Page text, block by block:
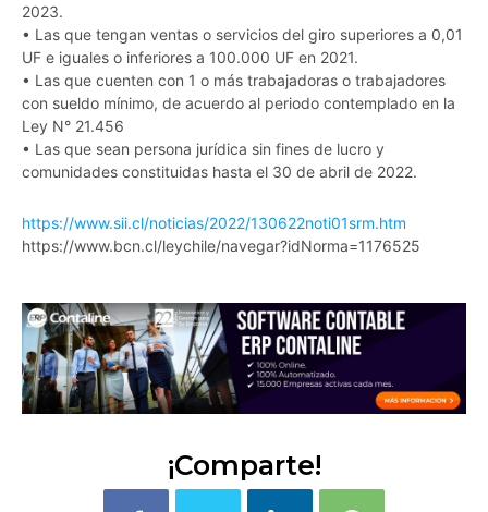
2023.
• Las que tengan ventas o servicios del giro superiores a 0,01
UF e iguales o inferiores a 100.000 UF en 2021.
• Las que cuenten con 1 o más trabajadoras o trabajadores
con sueldo mínimo, de acuerdo al periodo contemplado en la
Ley N° 21.456
• Las que sean persona jurídica sin fines de lucro y
comunidades constituidas hasta el 30 de abril de 2022.
https://www.sii.cl/noticias/2022/130622noti01srm.htm
https://www.bcn.cl/leychile/navegar?idNorma=1176525
¡Comparte!